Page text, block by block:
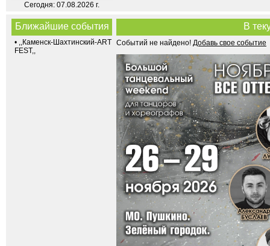
Сегодня: 07.08.2026 г.
Ближайшие события
• ,,Каменск-Шахтинский-ART
FEST,,
В
Событий не найдено! Добавь свое событие